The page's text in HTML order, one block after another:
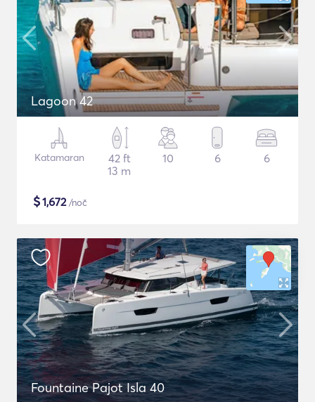
Lagoon 42
Katamaran
42 ft
13 m
10 6 6
$1,672/noč
Fountaine Pajot Isla 40